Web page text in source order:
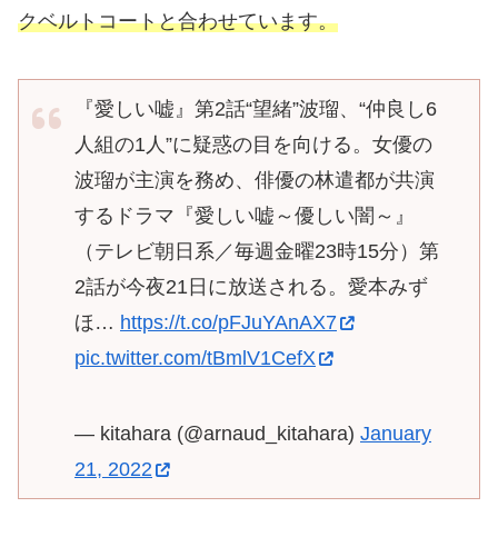
クベルトコートと合わせています。
『愛しい嘘』第2話“望緒”波瑠、“仲良し6
人組の1人”に疑惑の目を向ける。女優の
波瑠が主演を務め、俳優の林遣都が共演
するドラマ『愛しい嘘～優しい闇～』
（テレビ朝日系／毎週金曜23時15分）第
2話が今夜21日に放送される。愛本みず
ほ… https://t.co/pFJuYAnAX7
pic.twitter.com/tBmlV1CefX
— kitahara (@arnaud_kitahara) January
21, 2022